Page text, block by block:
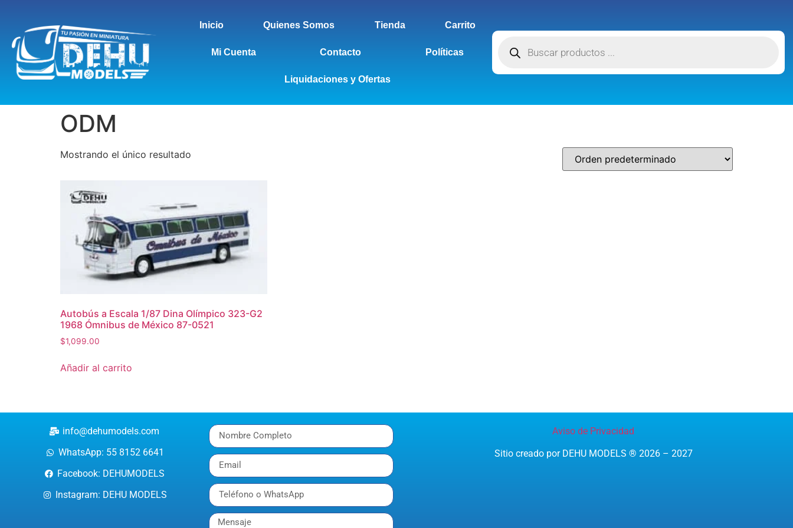
Inicio Quienes Somos Tienda Carrito
Mi Cuenta Contacto Políticas
Liquidaciones y Ofertas
ODM
Mostrando el único resultado
Autobús a Escala 1/87 Dina Olímpico 323-G2
1968 Ómnibus de México 87-0521
$1,099.00
Añadir al carrito
info@dehumodels.com
WhatsApp: 55 8152 6641
Facebook: DEHUMODELS
Instagram: DEHU MODELS
Aviso de Privacidad
Sitio creado por DEHU MODELS ® 2026 – 2027